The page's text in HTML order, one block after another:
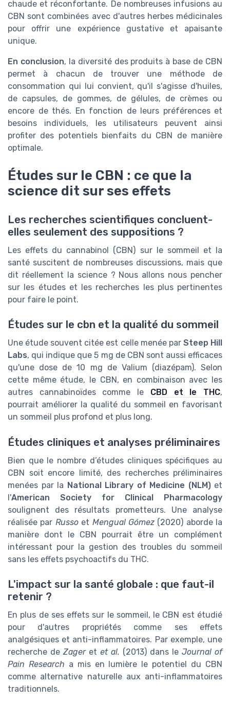
chaude et réconfortante. De nombreuses infusions au
CBN sont combinées avec d'autres herbes médicinales
pour offrir une expérience gustative et apaisante
unique.
En conclusion, la diversité des produits à base de CBN
permet à chacun de trouver une méthode de
consommation qui lui convient, qu'il s'agisse d'huiles,
de capsules, de gommes, de gélules, de crèmes ou
encore de thés. En fonction de leurs préférences et
besoins individuels, les utilisateurs peuvent ainsi
profiter des potentiels bienfaits du CBN de manière
optimale.
Études sur le CBN : ce que la
science dit sur ses effets
Les recherches scientifiques concluent-
elles seulement des suppositions ?
Les effets du cannabinol (CBN) sur le sommeil et la
santé suscitent de nombreuses discussions, mais que
dit réellement la science ? Nous allons nous pencher
sur les études et les recherches les plus pertinentes
pour faire le point.
Études sur le cbn et la qualité du sommeil
Une étude souvent citée est celle menée par Steep Hill
Labs, qui indique que 5 mg de CBN sont aussi efficaces
qu'une dose de 10 mg de Valium (diazépam). Selon
cette même étude, le CBN, en combinaison avec les
autres cannabinoïdes comme le CBD et le THC,
pourrait améliorer la qualité du sommeil en favorisant
un sommeil plus profond et plus long.
Études cliniques et analyses préliminaires
Bien que le nombre d’études cliniques spécifiques au
CBN soit encore limité, des recherches préliminaires
menées par la National Library of Medicine (NLM)et
l'American Society for Clinical Pharmacology
soulignent des résultats prometteurs. Une analyse
réalisée par Russoet Mengual Gómez(2020) aborde la
manière dont le CBN pourrait être un complément
intéressant pour la gestion des troubles du sommeil
sans les effets psychoactifs du THC.
L'impact sur la santé globale : que faut-il
retenir ?
En plus de ses effets sur le sommeil, le CBN est étudié
pour d'autres propriétés comme ses effets
analgésiques et anti-inflammatoires. Par exemple, une
recherche deZageret et al. (2013) dans le Journal of
Pain Research a mis en lumière le potentiel du CBN
comme alternative naturelle aux anti-inflammatoires
traditionnels.